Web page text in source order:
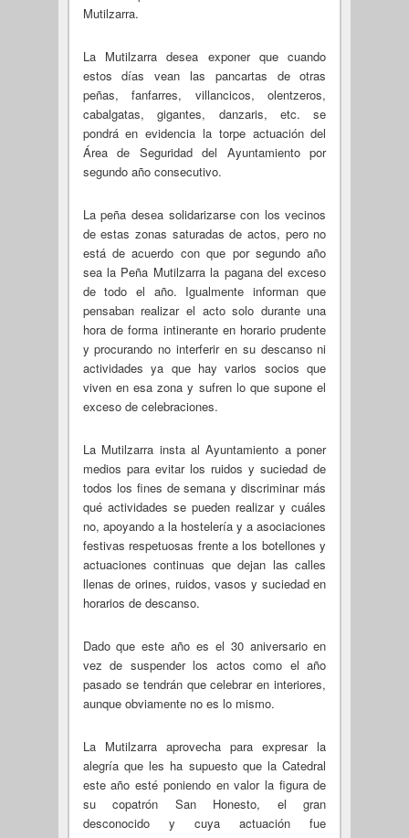
Mutilzarra.
La Mutilzarra desea exponer que cuando
estos días vean las pancartas de otras
peñas, fanfarres, villancicos, olentzeros,
cabalgatas, gigantes, danzaris, etc. se
pondrá en evidencia la torpe actuación del
Área de Seguridad del Ayuntamiento por
segundo año consecutivo.
La peña desea solidarizarse con los vecinos
de estas zonas saturadas de actos, pero no
está de acuerdo con que por segundo año
sea la Peña Mutilzarra la pagana del exceso
de todo el año. Igualmente informan que
pensaban realizar el acto solo durante una
hora de forma intinerante en horario prudente
y procurando no interferir en su descanso ni
actividades ya que hay varios socios que
viven en esa zona y sufren lo que supone el
exceso de celebraciones.
La Mutilzarra insta al Ayuntamiento a poner
medios para evitar los ruidos y suciedad de
todos los fines de semana y discriminar más
qué actividades se pueden realizar y cuáles
no, apoyando a la hostelería y a asociaciones
festivas respetuosas frente a los botellones y
actuaciones continuas que dejan las calles
llenas de orines, ruidos, vasos y suciedad en
horarios de descanso.
Dado que este año es el 30 aniversario en
vez de suspender los actos como el año
pasado se tendrán que celebrar en interiores,
aunque obviamente no es lo mismo.
La Mutilzarra aprovecha para expresar la
alegría que les ha supuesto que la Catedral
este año esté poniendo en valor la figura de
su copatrón San Honesto, el gran
desconocido y cuya actuación fue